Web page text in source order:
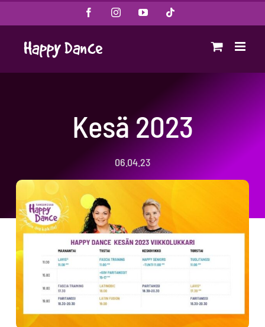
to
content
FacebookInstagramYouTube
Kesä 2023
06.04.23